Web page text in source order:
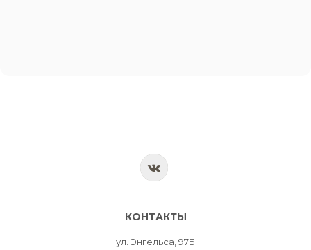
КОНТАКТЫ
ул. Энгельса, 97Б